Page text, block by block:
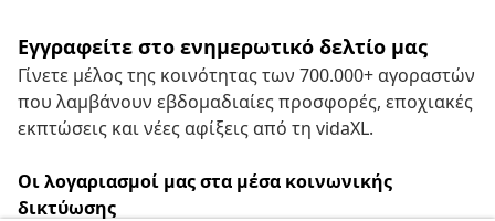
Εγγραφείτε στο ενημερωτικό δελτίο μας
Γίνετε μέλος της κοινότητας των 700.000+ αγοραστών
που λαμβάνουν εβδομαδιαίες προσφορές, εποχιακές
εκπτώσεις και νέες αφίξεις από τη vidaXL.
Οι λογαριασμοί μας στα μέσα κοινωνικής
δικτύωσης